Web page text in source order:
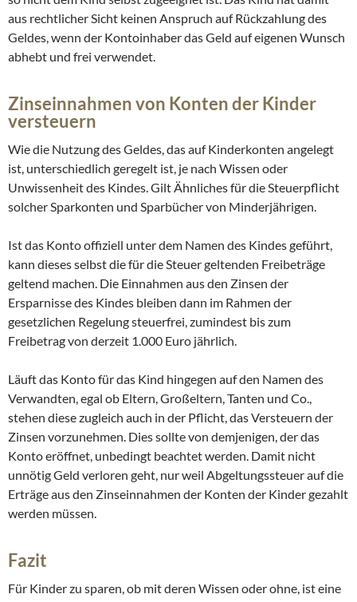
aus rechtlicher Sicht keinen Anspruch auf Rückzahlung des
Geldes, wenn der Kontoinhaber das Geld auf eigenen Wunsch
abhebt und frei verwendet.
Zinseinnahmen von Konten der Kinder
versteuern
Wie die Nutzung des Geldes, das auf Kinderkonten angelegt
ist, unterschiedlich geregelt ist, je nach Wissen oder
Unwissenheit des Kindes. Gilt Ähnliches für die Steuerpflicht
solcher Sparkonten und Sparbücher von Minderjährigen.
Ist das Konto offiziell unter dem Namen des Kindes geführt,
kann dieses selbst die für die Steuer geltenden Freibeträge
geltend machen. Die Einnahmen aus den Zinsen der
Ersparnisse des Kindes bleiben dann im Rahmen der
gesetzlichen Regelung steuerfrei, zumindest bis zum
Freibetrag von derzeit 1.000 Euro jährlich.
Läuft das Konto für das Kind hingegen auf den Namen des
Verwandten, egal ob Eltern, Großeltern, Tanten und Co.,
stehen diese zugleich auch in der Pflicht, das Versteuern der
Zinsen vorzunehmen. Dies sollte von demjenigen, der das
Konto eröffnet, unbedingt beachtet werden. Damit nicht
unnötig Geld verloren geht, nur weil Abgeltungssteuer auf die
Erträge aus den Zinseinnahmen der Konten der Kinder gezahlt
werden müssen.
Fazit
Für Kinder zu sparen, ob mit deren Wissen oder ohne, ist eine